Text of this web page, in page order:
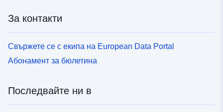
За контакти
Свържете се с екипа на European Data Portal
Абонамент за бюлетина
Последвайте ни в